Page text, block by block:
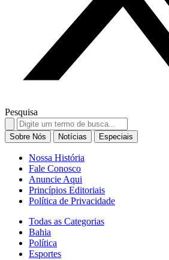
Pesquisa
Search
for:
Sobre Nós Notícias Especiais
Nossa História
Fale Conosco
Anuncie Aqui
Princípios Editoriais
Política de Privacidade
Todas as Categorias
Bahia
Política
Esportes